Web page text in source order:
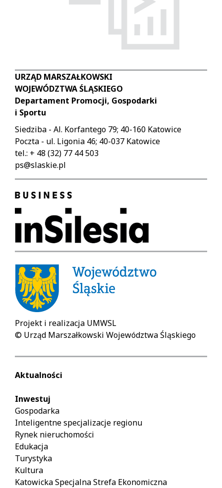
Escape:
zamyka
galerie.
Spacja:
uruchamia/zatrzymuje
automatyczny
slaidshow
(play/pause).
Lewa
strzałka:
slaid.
strzałka:
następny
of
subsequent
images.
Using
the
gallery
using
keyboard
shortcuts:
Escape:
the
galleries.
Space:
starts
automatic
slaidshow
(play
/
pause).
Left
arrow:
previous
Right
next
slaid.
URZĄD MARSZAŁKOWSKI
WOJEWÓDZTWA ŚLĄSKIEGO
Departament Promocji, Gospodarki
i Sportu
Siedziba - Al. Korfantego 79; 40-160 Katowice
Poczta - ul. Ligonia 46; 40-037 Katowice
tel.: + 48 (32) 77 44 503
ps@slaskie.pl
Projekt i realizacja UMWSL
© Urząd Marszałkowski Województwa Śląskiego
Aktualności
Inwestuj
Gospodarka
Inteligentne specjalizacje regionu
Rynek nieruchomości
Edukacja
Turystyka
Kultura
Katowicka Specjalna Strefa Ekonomiczna